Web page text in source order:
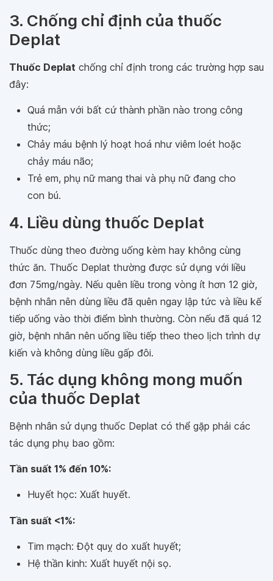
3. Chống chỉ định của thuốc
Deplat
Thuốc Deplat chống chỉ định trong các trường hợp sau
đây:
Quá mẫn với bất cứ thành phần nào trong công
thức;
Chảy máu bệnh lý hoạt hoá như viêm loét hoặc
chảy máu não;
Trẻ em, phụ nữ mang thai và phụ nữ đang cho
con bú.
4. Liều dùng thuốc Deplat
Thuốc dùng theo đường uống kèm hay không cùng
thức ăn. Thuốc Deplat thường được sử dụng với liều
đơn 75mg/ngày. Nếu quên liều trong vòng ít hơn 12 giờ,
bệnh nhân nên dùng liều đã quên ngay lập tức và liều kế
tiếp uống vào thời điểm bình thường. Còn nếu đã quá 12
giờ, bệnh nhân nên uống liều tiếp theo theo lịch trình dự
kiến và không dùng liều gấp đôi.
5. Tác dụng không mong muốn
của thuốc Deplat
Bệnh nhân sử dụng thuốc Deplat có thể gặp phải các
tác dụng phụ bao gồm:
Tần suất 1% đến 10%:
Huyết học: Xuất huyết.
Tần suất <1%:
Tim mạch: Đột quỵ do xuất huyết;
Hệ thần kinh: Xuất huyết nội sọ.